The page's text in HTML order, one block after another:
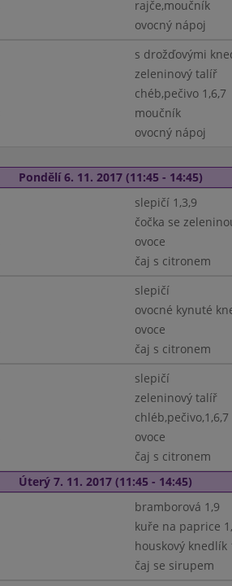
rajče,moučník
ovocný nápoj
s drožďovými
zeleninový talíř
chéb,pečivo 1,6,7
moučník
ovocný nápoj
Pondělí 6. 11. 2017 (11:45 - 14:45)
slepičí 1,3,9
čočka se
ovoce
čaj s citronem
slepičí
ovocné kynuté
ovoce
čaj s citronem
slepičí
zeleninový talíř
chléb,pečivo,1,6,7
ovoce
čaj s citronem
Úterý 7. 11. 2017 (11:45 - 14:45)
bramborová 1,9
kuře na paprice
houskový knedlík
čaj se sirupem